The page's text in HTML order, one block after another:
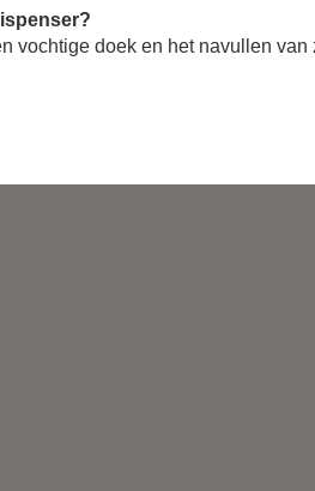
vochtige doek en het navullen